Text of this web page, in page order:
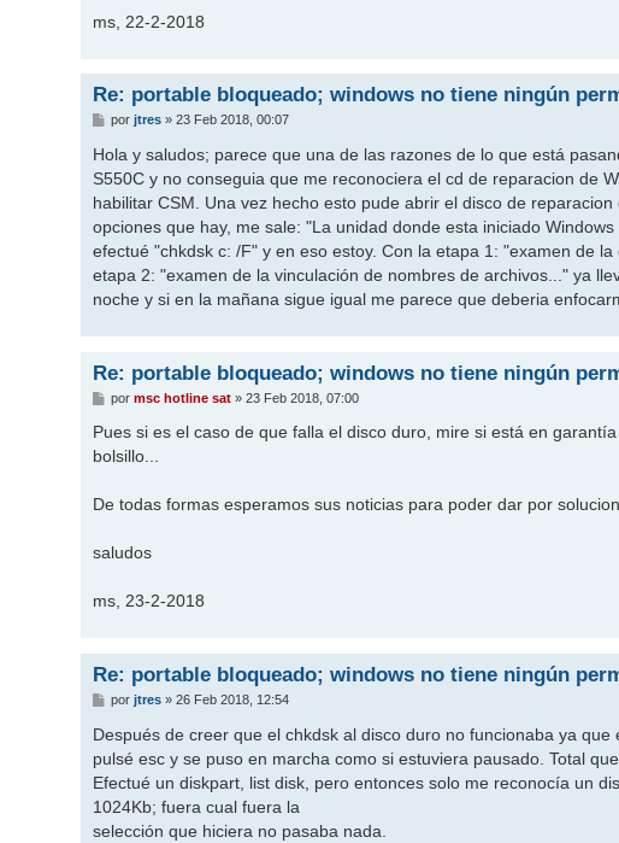
ms, 22-2-2018
Re: portable bloqueado; windows no tiene ningún
M
n
a
e
porjtres »23 Feb 2018, 00:07
Hola y saludos; parece que una de las razones de lo que está
S550C y no conseguia que me reconociera el cd de reparacion de
habilitar CSM. Una vez hecho esto pude abrir el disco de
opciones que hay, me sale: "La unidad donde esta iniciado
efectué "chkdsk c: /F" y en eso estoy. Con la etapa 1: "examen de
etapa 2: "examen de la vinculación de nombres de archivos..." ya
noche y si en la mañana sigue igual me parece que deberia
Re: portable bloqueado; windows no tiene ningún
M
n
a
pormsc hotline sat »23 Feb 2018, 07:00
Pues si es el caso de que falla el disco duro, mire si está en
bolsillo...
De todas formas esperamos sus noticias para poder dar por
saludos
ms, 23-2-2018
Re: portable bloqueado; windows no tiene ningún
M
n
s
a
j
e
porjtres »26 Feb 2018, 12:54
Después de creer que el chkdsk al disco duro no funcionaba ya
pulsé esc y se puso en marcha como si estuviera pausado. Total
Efectué un diskpart, list disk, pero entonces solo me reconocía un
1024Kb; fuera cual fuera la
selección que hiciera no pasaba nada.